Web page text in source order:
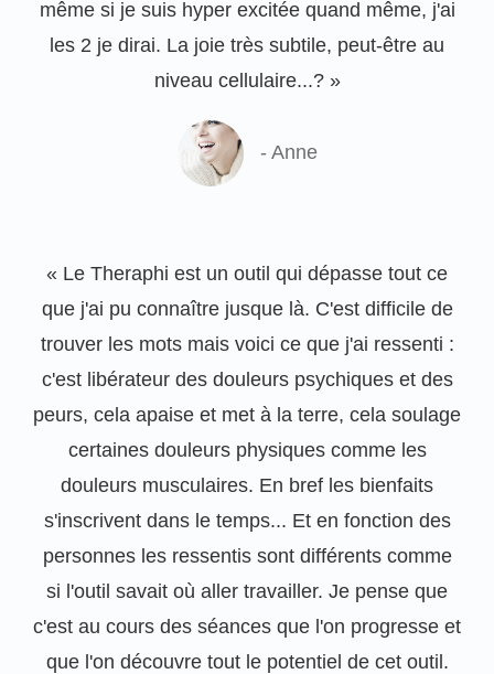
même si je suis hyper excitée quand même, j'ai
les 2 je dirai. La joie très subtile, peut-être au
niveau cellulaire...? »
- Anne
« Le Theraphi est un outil qui dépasse tout ce
que j'ai pu connaître jusque là. C'est difficile de
trouver les mots mais voici ce que j'ai ressenti :
c'est libérateur des douleurs psychiques et des
peurs, cela apaise et met à la terre, cela soulage
certaines douleurs physiques comme les
douleurs musculaires. En bref les bienfaits
s'inscrivent dans le temps... Et en fonction des
personnes les ressentis sont différents comme
si l'outil savait où aller travailler. Je pense que
c'est au cours des séances que l'on progresse et
que l'on découvre tout le potentiel de cet outil.